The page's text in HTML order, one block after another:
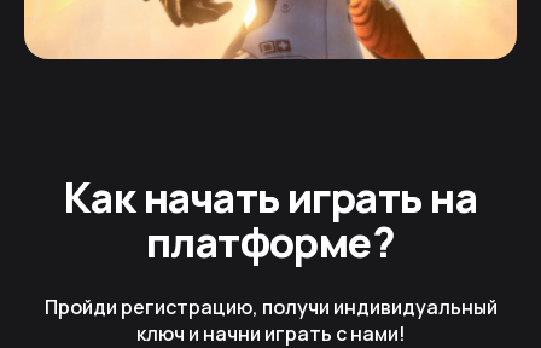
Как начать играть на
платформе?
Пройди регистрацию, получи индивидуальный
ключ и начни играть с нами!